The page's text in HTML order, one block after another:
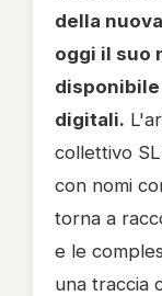
della
oggi il suo
digitali.
collettivo
con nomi
torna a
e le
una traccia